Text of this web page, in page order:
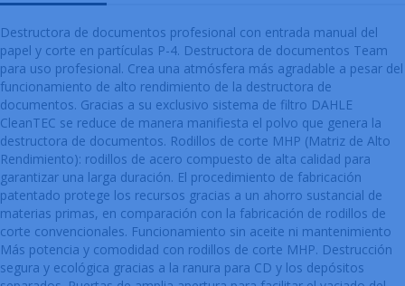
Destructora de documentos profesional con entrada manual del
papel y corte en partículas P-4. Destructora de documentos Team
para uso profesional. Crea una atmósfera más agradable a pesar del
funcionamiento de alto rendimiento de la destructora de
documentos. Gracias a su exclusivo sistema de filtro DAHLE
CleanTEC se reduce de manera manifiesta el polvo que genera la
destructora de documentos. Rodillos de corte MHP (Matriz de Alto
Rendimiento): rodillos de acero compuesto de alta calidad para
garantizar una larga duración. El procedimiento de fabricación
patentado protege los recursos gracias a un ahorro sustancial de
materias primas, en comparación con la fabricación de rodillos de
corte convencionales. Funcionamiento sin aceite ni mantenimiento
Más potencia y comodidad con rodillos de corte MHP. Destrucción
segura y ecológica gracias a la ranura para CD y los depósitos